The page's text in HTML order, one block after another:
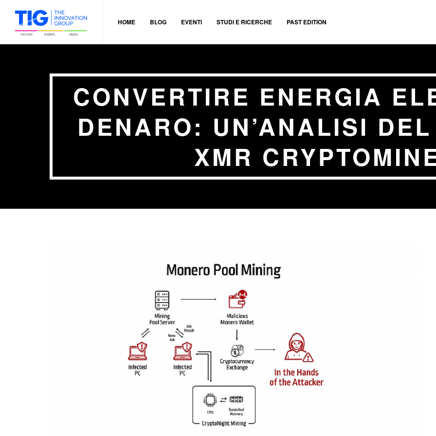
HOME BLOG EVENTI STUDI E RICERCHE PAST EDITION
CONVERTIRE ENERGIA
DENARO: UN’ANALISI
XMR